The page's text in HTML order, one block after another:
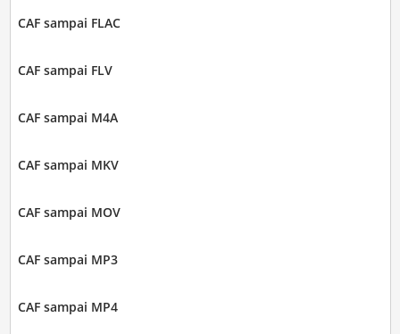
CAF sampai FLAC
CAF sampai FLV
CAF sampai M4A
CAF sampai MKV
CAF sampai MOV
CAF sampai MP3
CAF sampai MP4